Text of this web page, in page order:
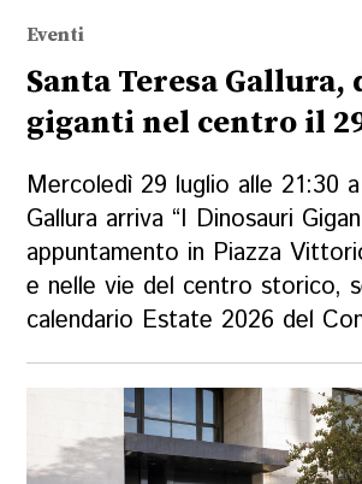
Eventi
Santa Teresa
giganti nel centro il
Mercoledì 29 luglio alle 21:30
Gallura arriva “I Dinosauri
appuntamento in Piazza
e nelle vie del centro storico,
calendario Estate 2026 del